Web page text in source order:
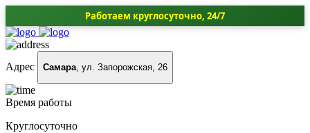
Работаем круглосуточно, 24/7
Адрес Самара, ул. Запорожская, 26
Время работы
Круглосуточно